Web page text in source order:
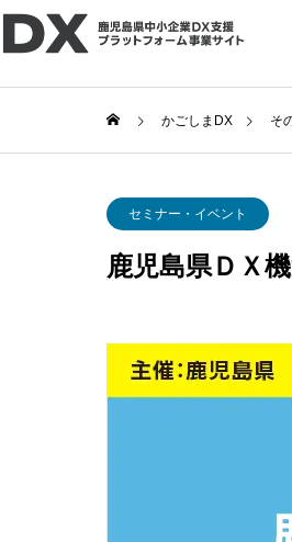
かごしまDX そ
セミナー・イベント
鹿児島県ＤＸ